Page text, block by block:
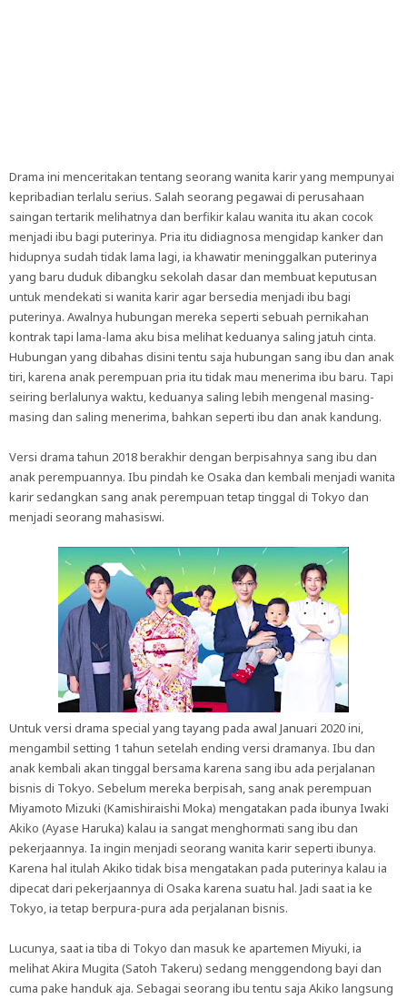
Drama ini menceritakan tentang seorang wanita karir yang mempunyai
kepribadian terlalu serius. Salah seorang pegawai di perusahaan
saingan tertarik melihatnya dan berfikir kalau wanita itu akan cocok
menjadi ibu bagi puterinya. Pria itu didiagnosa mengidap kanker dan
hidupnya sudah tidak lama lagi, ia khawatir meninggalkan puterinya
yang baru duduk dibangku sekolah dasar dan membuat keputusan
untuk mendekati si wanita karir agar bersedia menjadi ibu bagi
puterinya. Awalnya hubungan mereka seperti sebuah pernikahan
kontrak tapi lama-lama aku bisa melihat keduanya saling jatuh cinta.
Hubungan yang dibahas disini tentu saja hubungan sang ibu dan anak
tiri, karena anak perempuan pria itu tidak mau menerima ibu baru. Tapi
seiring berlalunya waktu, keduanya saling lebih mengenal masing-
masing dan saling menerima, bahkan seperti ibu dan anak kandung.
Versi drama tahun 2018 berakhir dengan berpisahnya sang ibu dan
anak perempuannya. Ibu pindah ke Osaka dan kembali menjadi wanita
karir sedangkan sang anak perempuan tetap tinggal di Tokyo dan
menjadi seorang mahasiswi.
Untuk versi drama special yang tayang pada awal Januari 2020 ini,
mengambil setting 1 tahun setelah ending versi dramanya. Ibu dan
anak kembali akan tinggal bersama karena sang ibu ada perjalanan
bisnis di Tokyo. Sebelum mereka berpisah, sang anak perempuan
Miyamoto Mizuki (Kamishiraishi Moka) mengatakan pada ibunya Iwaki
Akiko (Ayase Haruka) kalau ia sangat menghormati sang ibu dan
pekerjaannya. Ia ingin menjadi seorang wanita karir seperti ibunya.
Karena hal itulah Akiko tidak bisa mengatakan pada puterinya kalau ia
dipecat dari pekerjaannya di Osaka karena suatu hal. Jadi saat ia ke
Tokyo, ia tetap berpura-pura ada perjalanan bisnis.
Lucunya, saat ia tiba di Tokyo dan masuk ke apartemen Miyuki, ia
melihat Akira Mugita (Satoh Takeru) sedang menggendong bayi dan
cuma pake handuk aja. Sebagai seorang ibu tentu saja Akiko langsung